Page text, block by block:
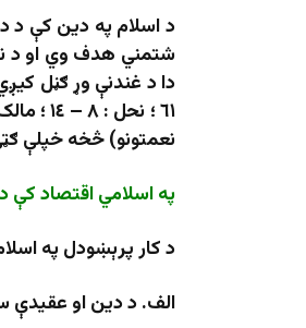
د اسلام په دين کې د
شتمني هدف وي او د
نعمتونو) څخه خپلې
په اسلامي اقتصاد کې د
د کار پرېښودل په
الف. د دین او